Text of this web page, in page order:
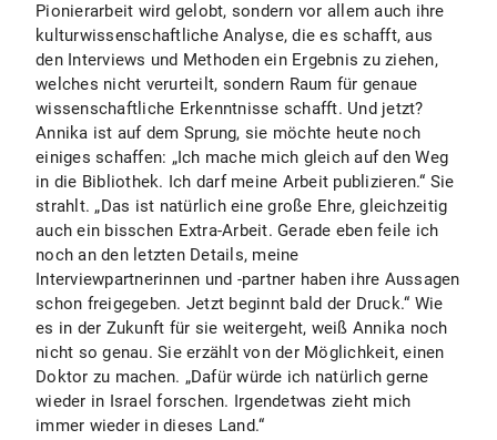
Pionierarbeit wird gelobt, sondern vor allem auch ihre
kulturwissenschaftliche Analyse, die es schafft, aus
den Interviews und Methoden ein Ergebnis zu ziehen,
welches nicht verurteilt, sondern Raum für genaue
wissenschaftliche Erkenntnisse schafft. Und jetzt?
Annika ist auf dem Sprung, sie möchte heute noch
einiges schaffen: „Ich mache mich gleich auf den Weg
in die Bibliothek. Ich darf meine Arbeit publizieren.“ Sie
strahlt. „Das ist natürlich eine große Ehre, gleichzeitig
auch ein bisschen Extra-Arbeit. Gerade eben feile ich
noch an den letzten Details, meine
Interviewpartnerinnen und -partner haben ihre Aussagen
schon freigegeben. Jetzt beginnt bald der Druck.“ Wie
es in der Zukunft für sie weitergeht, weiß Annika noch
nicht so genau. Sie erzählt von der Möglichkeit, einen
Doktor zu machen. „Dafür würde ich natürlich gerne
wieder in Israel forschen. Irgendetwas zieht mich
immer wieder in dieses Land.“